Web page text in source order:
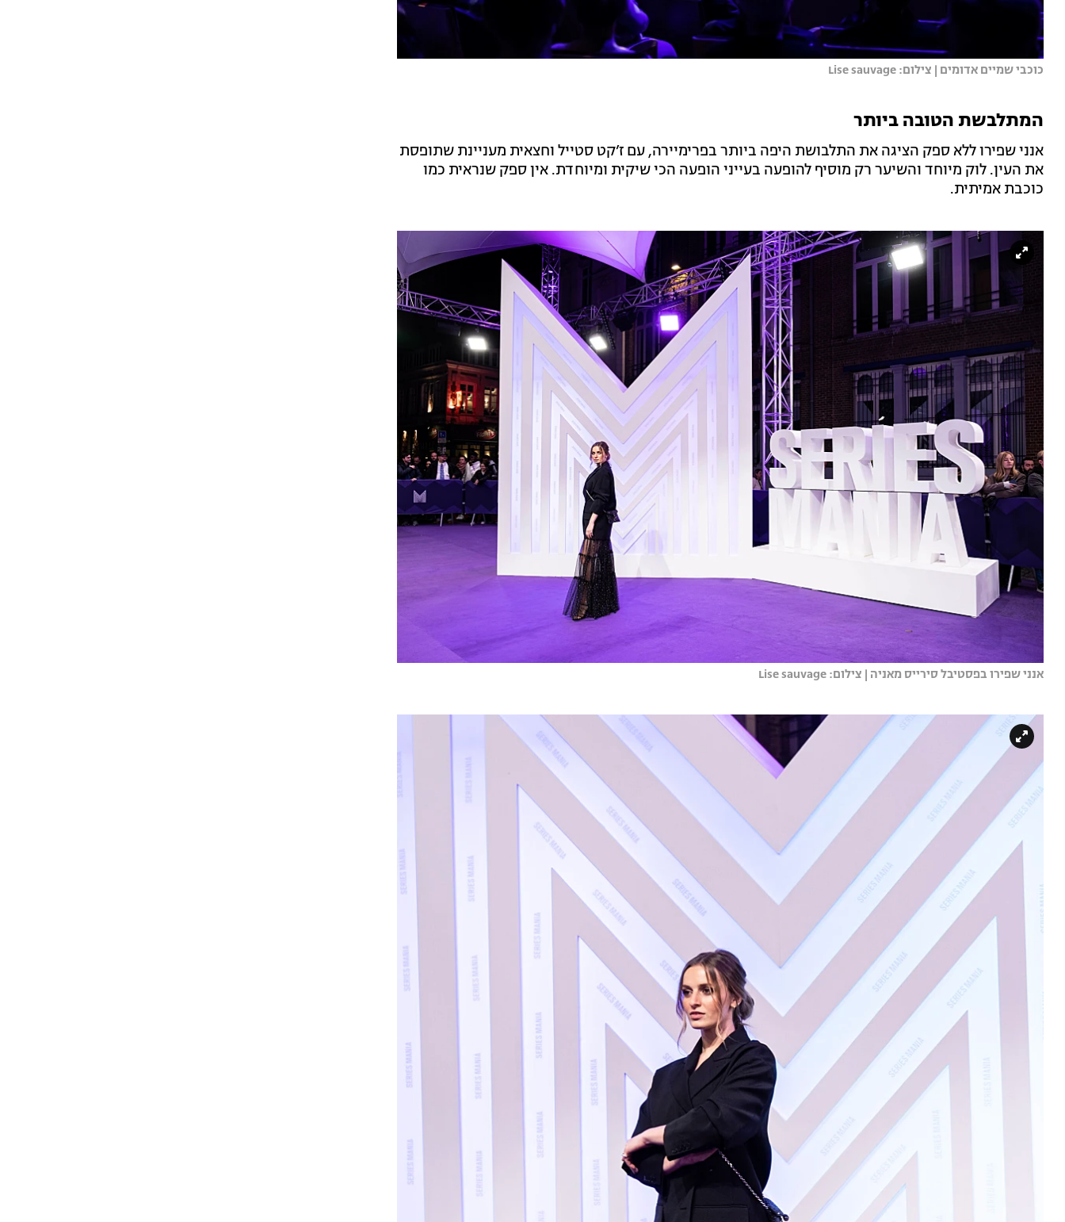
כוכבי שמיים אדומים | צילום: Lise sauvage
המתלבשת הטובה ביותר
אנני שפירו ללא ספק הציגה את התלבושת היפה ביותר בפרימיירה, עם ז’קט סטייל וחצאית מעניינת שתופסת
את העין. לוק מיוחד והשיער רק מוסיף להופעה בעייני הופעה הכי שיקית ומיוחדת. אין ספק שנראית כמו
כוכבת אמיתית.
אנני שפירו בפסטיבל סירייס מאניה | צילום: Lise sauvage